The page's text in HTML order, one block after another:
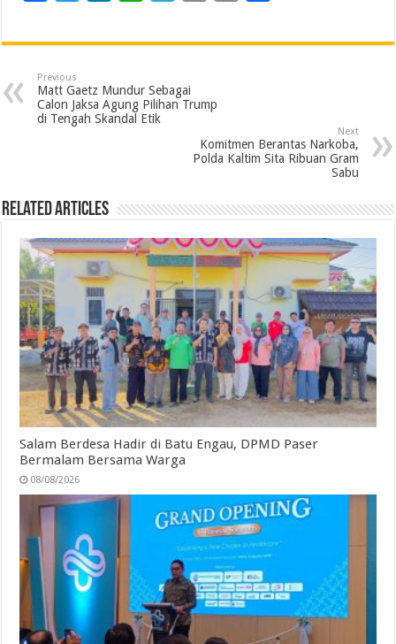
c
b
o
i
t
e
n
e
d
a
s
A
l
g
r
a
i
a
Previous
Matt Gaetz Mundur Sebagai
Calon Jaksa Agung Pilihan Trump
di Tengah Skandal Etik
Next
Komitmen Berantas Narkoba,
Polda Kaltim Sita Ribuan Gram
Sabu
Related Articles
Salam Berdesa Hadir di Batu Engau, DPMD Paser
Bermalam Bersama Warga
08/08/2026